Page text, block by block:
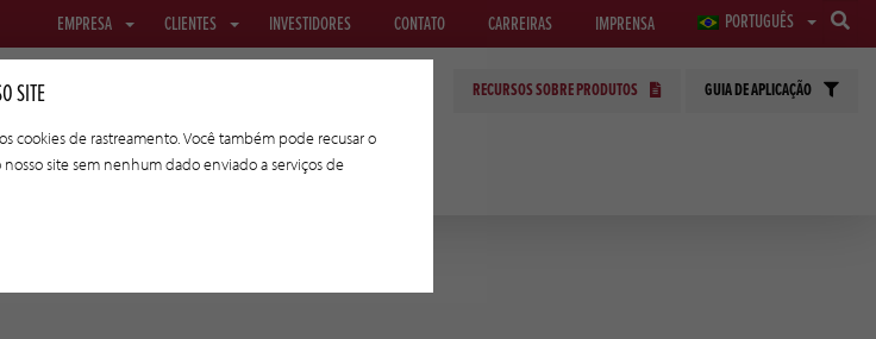
EMPRESA CLIENTES INVESTIDORES CONTATO CARREIRAS IMPRENSA PORTUGUÊS
TRIPAS DE TRANSFERÊNCIA TECNOLOGIAS APLICADAS
RECURSOS SOBRE PRODUTOS GUIA DE APLICAÇÃO
SITE
cookies de rastreamento. Você também pode recusar o
site sem nenhum dado enviado a serviços de